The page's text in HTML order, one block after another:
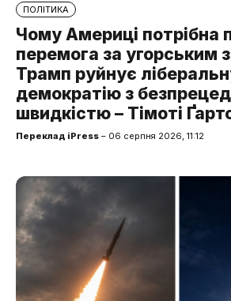
ПОЛІТИКА
Чому Америці потрібна
перемога за угорським
Трамп руйнує
демократію з
швидкістю – Тімоті
Переклад iPress – 06 серпня 2026, 11:12